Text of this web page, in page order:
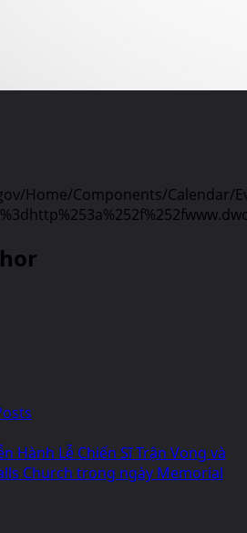
Home/Components/Calendar/
Hành Lễ Chiến Sĩ Trận Vong và
Church trong ngày Memorial